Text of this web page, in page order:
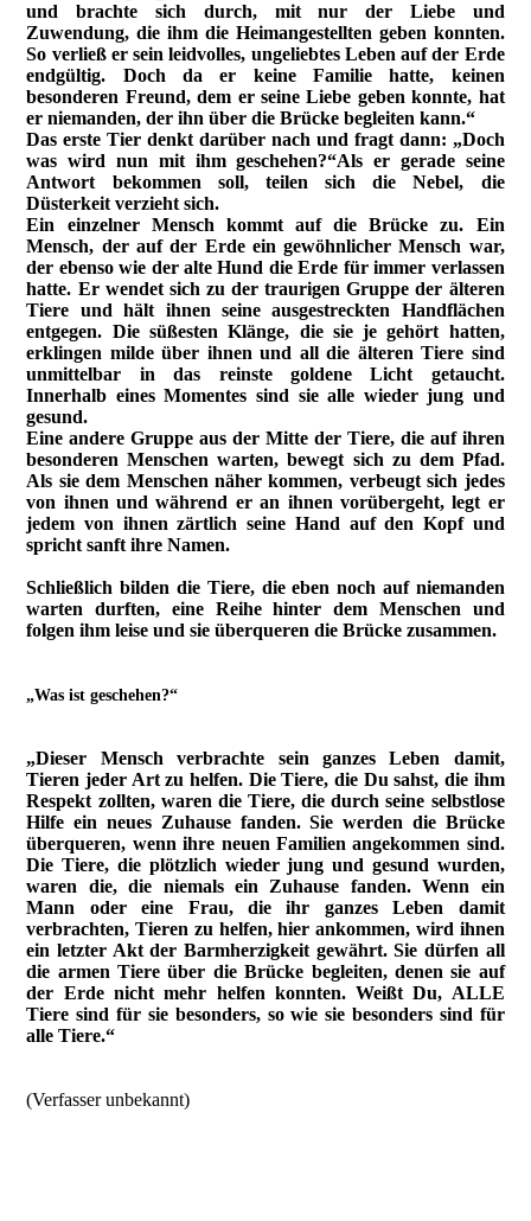
und brachte sich durch, mit nur der Liebe und
Zuwendung, die ihm die Heimangestellten geben konnten.
So verließ er sein leidvolles, ungeliebtes Leben auf der Erde
endgültig. Doch da er keine Familie hatte, keinen
besonderen Freund, dem er seine Liebe geben konnte, hat
er niemanden, der ihn über die Brücke begleiten kann.“
Das erste Tier denkt darüber nach und fragt dann: „Doch
was wird nun mit ihm geschehen?“Als er gerade seine
Antwort bekommen soll, teilen sich die Nebel, die
Düsterkeit verzieht sich.
Ein einzelner Mensch kommt auf die Brücke zu. Ein
Mensch, der auf der Erde ein gewöhnlicher Mensch war,
der ebenso wie der alte Hund die Erde für immer verlassen
hatte. Er wendet sich zu der traurigen Gruppe der älteren
Tiere und hält ihnen seine ausgestreckten Handflächen
entgegen. Die süßesten Klänge, die sie je gehört hatten,
erklingen milde über ihnen und all die älteren Tiere sind
unmittelbar in das reinste goldene Licht getaucht.
Innerhalb eines Momentes sind sie alle wieder jung und
gesund.
Eine andere Gruppe aus der Mitte der Tiere, die auf ihren
besonderen Menschen warten, bewegt sich zu dem Pfad.
Als sie dem Menschen näher kommen, verbeugt sich jedes
von ihnen und während er an ihnen vorübergeht, legt er
jedem von ihnen zärtlich seine Hand auf den Kopf und
spricht sanft ihre Namen.
Schließlich bilden die Tiere, die eben noch auf niemanden
warten durften, eine Reihe hinter dem Menschen und
folgen ihm leise und sie überqueren die Brücke zusammen.
„Was ist geschehen?“
„Dieser Mensch verbrachte sein ganzes Leben damit,
Tieren jeder Art zu helfen. Die Tiere, die Du sahst, die ihm
Respekt zollten, waren die Tiere, die durch seine selbstlose
Hilfe ein neues Zuhause fanden. Sie werden die Brücke
überqueren, wenn ihre neuen Familien angekommen sind.
Die Tiere, die plötzlich wieder jung und gesund wurden,
waren die, die niemals ein Zuhause fanden. Wenn ein
Mann oder eine Frau, die ihr ganzes Leben damit
verbrachten, Tieren zu helfen, hier ankommen, wird ihnen
ein letzter Akt der Barmherzigkeit gewährt. Sie dürfen all
die armen Tiere über die Brücke begleiten, denen sie auf
der Erde nicht mehr helfen konnten. Weißt Du, ALLE
Tiere sind für sie besonders, so wie sie besonders sind für
alle Tiere.“
(Verfasser unbekannt)